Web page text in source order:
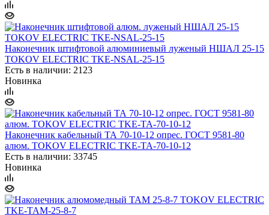
Наконечник штифтовой алюминиевый луженый НШАЛ 25-15
TOKOV ELECTRIC TKE-NSAL-25-15
Есть в наличии: 2123
Новинка
Наконечник кабельный ТА 70-10-12 опрес. ГОСТ 9581-80
алюм. TOKOV ELECTRIC TKE-TA-70-10-12
Есть в наличии: 33745
Новинка